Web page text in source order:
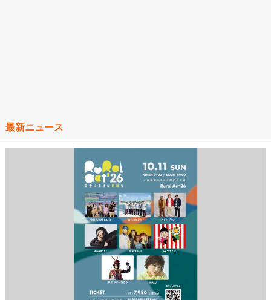
最新ニュース